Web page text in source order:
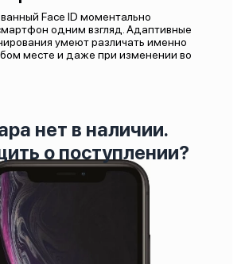
Face ID моментально
одним взгляд. Адаптивные
умеют различать именно
месте и даже при изменении во
нет в наличии.
о поступлении?